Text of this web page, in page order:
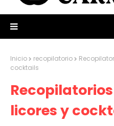
Inicio recopilatorio
cocktails
licores y